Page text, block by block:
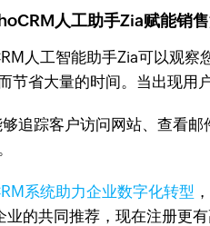
人工助手Zia赋能销
人工智能助手Zia可以观
节省大量的时间。当出现用
追踪客户访问网站、查看
系统助力企业数字化转型
业的共同推荐，现在注册更有